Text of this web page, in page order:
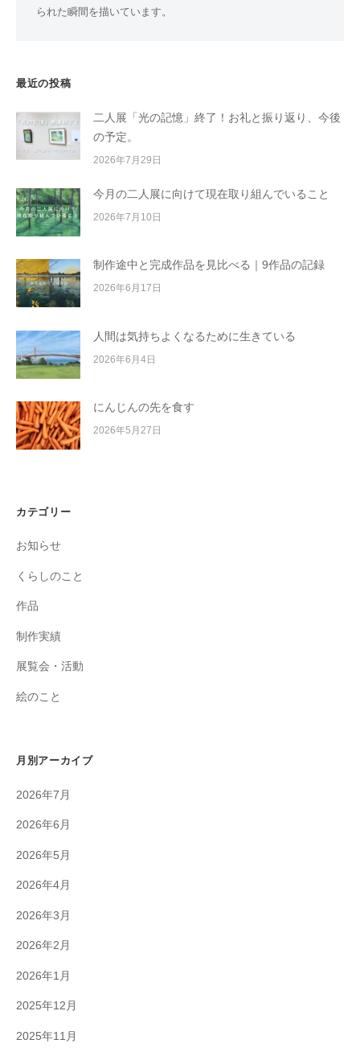
られた瞬間を描いています。
最近の投稿
二人展「光の記憶」終了！お礼と振り返り、今後
の予定。
2026年7月29日
今月の二人展に向けて現在取り組んでいること
2026年7月10日
制作途中と完成作品を見比べる｜9作品の記録
2026年6月17日
人間は気持ちよくなるために生きている
2026年6月4日
にんじんの先を食す
2026年5月27日
カテゴリー
お知らせ
くらしのこと
作品
制作実績
展覧会・活動
絵のこと
月別アーカイブ
2026年7月
2026年6月
2026年5月
2026年4月
2026年3月
2026年2月
2026年1月
2025年12月
2025年11月